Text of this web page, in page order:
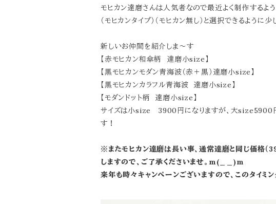
モヒカン達磨さんは人気者なので最近よく制作するよ
（モヒカンタイプ）（モヒカン無し）と選択できるよう
新しいお仲間を紹介しま～す
【赤モヒカン和傘柄 達磨小size】
【黒モヒカンモダン青海波（赤＋黒）達磨小size】
【黒モヒカンカラフル青海波 達磨小size】
【モダンドット柄 達磨小size】
サイズは小size 3900円になりますが、大size5900
す！
※またモヒカン達磨は長い事、通常達磨と同じ価格（
しますので、ご了承くださいませ。m(__)m
来年も時々キャンペーンございますので、このタイミ